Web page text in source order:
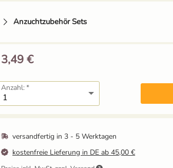
Anzuchtzubehör Sets
12,95 €
UVP 13,59 €
14,95 €
3,49 €
Anzahl:
versandfertig in3 - 5 Werktagen
kostenfreie Lieferung in DE ab 45,00 €